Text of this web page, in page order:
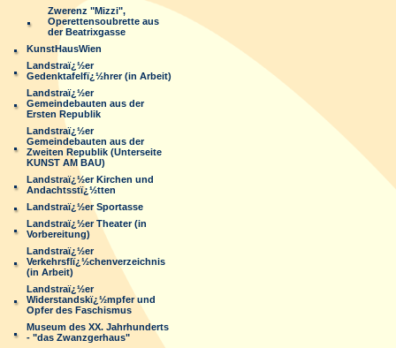
Zwerenz "Mizzi",
Operettensoubrette aus
der Beatrixgasse
KunstHausWien
Landstraï¿½er
Gedenktafelfï¿½hrer (in Arbeit)
Landstraï¿½er
Gemeindebauten aus der
Ersten Republik
Landstraï¿½er
Gemeindebauten aus der
Zweiten Republik (Unterseite
KUNST AM BAU)
Landstraï¿½er Kirchen und
Andachtsstï¿½tten
Landstraï¿½er Sportasse
Landstraï¿½er Theater (in
Vorbereitung)
Landstraï¿½er
Verkehrsflï¿½chenverzeichnis
(in Arbeit)
Landstraï¿½er
Widerstandskï¿½mpfer und
Opfer des Faschismus
Museum des XX. Jahrhunderts
- "das Zwanzgerhaus"